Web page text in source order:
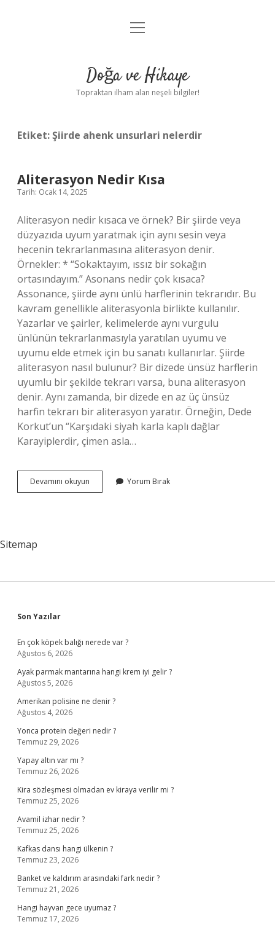
Anasayfa
Yasal Uyarı
menüyü
Doğa ve Hikaye
Topraktan ilham alan neşeli bilgiler!
Etiket:Şiirde ahenk unsurlari nelerdir
Aliterasyon Nedir Kısa
Tarih: Ocak 14, 2025
Aliterasyon nedir kısaca ve örnek? Bir şiirde veya
düzyazıda uyum yaratmak için aynı sesin veya
hecenin tekrarlanmasına aliterasyon denir.
Örnekler: * “Sokaktayım, ıssız bir sokağın
ortasındayım.” Asonans nedir çok kısaca?
Assonance, şiirde aynı ünlü harflerinin tekrarıdır. Bu
kavram genellikle aliterasyonla birlikte kullanılır.
Yazarlar ve şairler, kelimelerde aynı vurgulu
ünlünün tekrarlanmasıyla yaratılan uyumu ve
uyumu elde etmek için bu sanatı kullanırlar. Şiirde
aliterasyon nasıl bulunur? Bir dizede ünsüz harflerin
uyumlu bir şekilde tekrarı varsa, buna aliterasyon
denir. Aynı zamanda, bir dizede en az üç ünsüz
harfin tekrarı bir aliterasyon yaratır. Örneğin, Dede
Korkut’un “Karşıdaki siyah karla kaplı dağlar
Karayiplerdir, çimen asla…
Devamını okuyun Aliterasyon
Nedir
Yorum Bırak
Sitemap
Sidebar
Son Yazılar
En çok köpek balığı nerede var ?
Ağustos 6, 2026
Ayak parmak mantarına hangi krem iyi gelir ?
Ağustos 5, 2026
Amerikan polisine ne denir ?
Ağustos 4, 2026
Yonca protein değeri nedir ?
Temmuz 29, 2026
Yapay altın var mı ?
Temmuz 26, 2026
Kira sözleşmesi olmadan ev kiraya verilir mi ?
Temmuz 25, 2026
Avamil izhar nedir ?
Temmuz 25, 2026
Kafkas dansı hangi ülkenin ?
Temmuz 23, 2026
Banket ve kaldırım arasındaki fark nedir ?
Temmuz 21, 2026
Hangi hayvan gece uyumaz ?
Temmuz 17, 2026